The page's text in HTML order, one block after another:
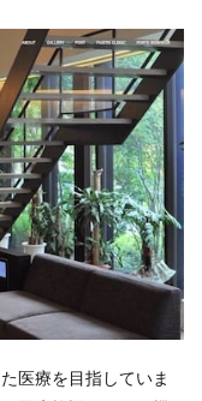
医療を目指していま